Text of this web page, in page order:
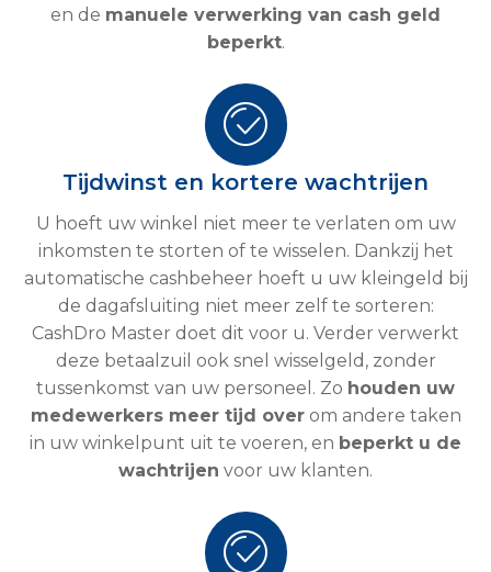
en de manuele verwerking van cash geld
beperkt.
Tijdwinst en kortere wachtrijen
U hoeft uw winkel niet meer te verlaten om uw
inkomsten te storten of te wisselen. Dankzij het
automatische cashbeheer hoeft u uw kleingeld bij
de dagafsluiting niet meer zelf te sorteren:
CashDro Master doet dit voor u. Verder verwerkt
deze betaalzuil ook snel wisselgeld, zonder
tussenkomst van uw personeel. Zo houden uw
medewerkers meer tijd overom andere taken
in uw winkelpunt uit te voeren, en beperkt u de
wachtrijen voor uw klanten.